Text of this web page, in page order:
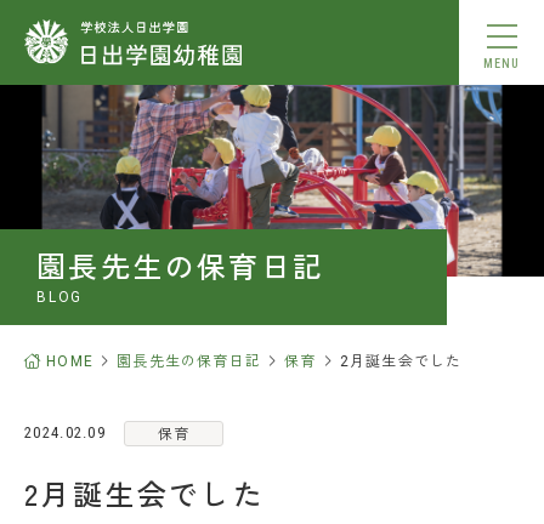
MENU
動画を見る
本園について
園での生活
園長先生の保育日記
BLOG
HOME 園長先生の保育日記 保育 2月誕生会でした
2024.02.09 保育
2月誕生会でした